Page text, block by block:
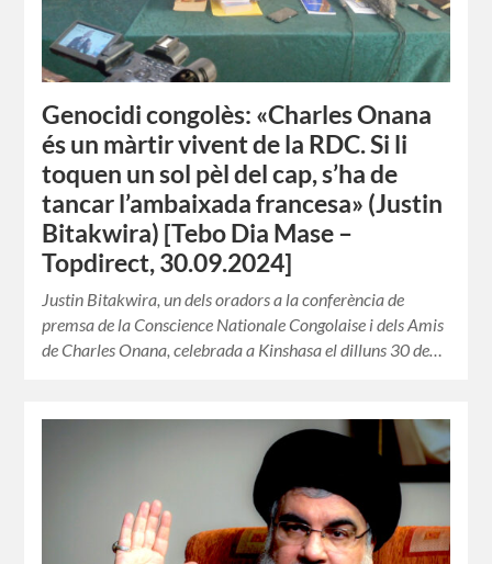
Genocidi congolès: «Charles Onana
és un màrtir vivent de la RDC. Si li
toquen un sol pèl del cap, s’ha de
tancar l’ambaixada francesa» (Justin
Bitakwira) [Tebo Dia Mase –
Topdirect, 30.09.2024]
Justin Bitakwira, un dels oradors a la conferència de
premsa de la Conscience Nationale Congolaise i dels Amis
de Charles Onana, celebrada a Kinshasa el dilluns 30 de…